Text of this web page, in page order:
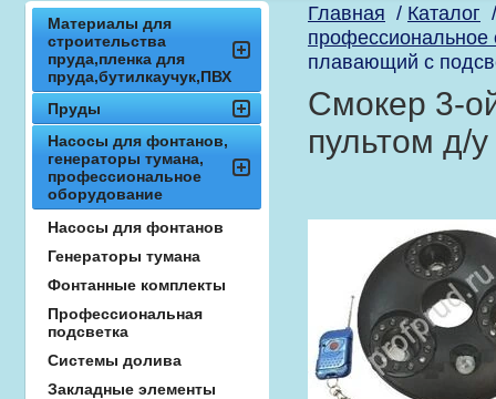
Главная / Каталог
профессиональное
плавающий с
Смокер 3-
пультом д/у
Материалы для
строительства
пруда,пленка для
пруда,бутилкаучук,ПВХ
Пруды
Насосы для фонтанов,
генераторы тумана,
профессиональное
оборудование
Насосы для фонтанов
Генераторы тумана
Фонтанные комплекты
Профессиональная
подсветка
Системы долива
Закладные элементы